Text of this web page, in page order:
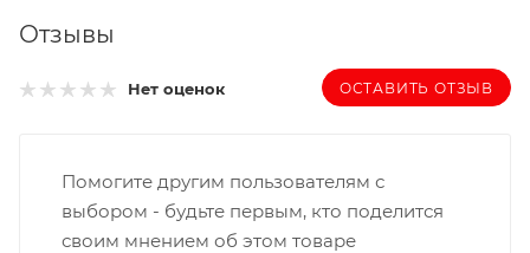
Отзывы
Нет оценок ОСТАВИТЬ ОТЗЫВ
Помогите другим пользователям с
выбором - будьте первым, кто поделится
своим мнением об этом товаре